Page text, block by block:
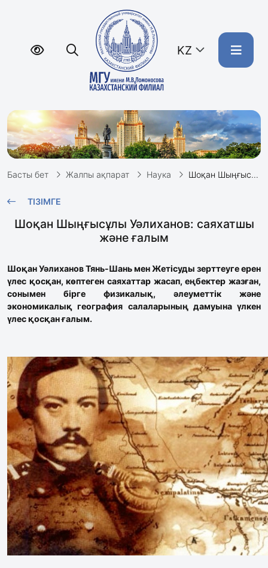
KZ
Басты бет Жалпы ақпарат Наука Шоқан Шыңғысұлы Уәлиханов: саяхатшы және ғалым
ТІЗІМГЕ
Шоқан Шыңғысұлы Уәлиханов: саяхатшы
және ғалым
Шоқан Уәлиханов Тянь-Шань мен Жетісуды зерттеуге ерен
үлес қосқан, көптеген саяхаттар жасап, еңбектер жазған,
сонымен бірге физикалық, әлеуметтік және
экономикалық география салаларының дамуына үлкен
үлес қосқан ғалым.